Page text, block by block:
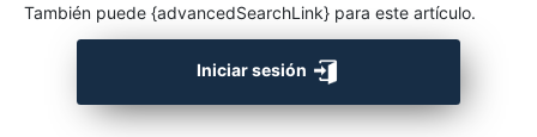
También puede {advancedSearchLink} para este artículo.
Iniciar sesión